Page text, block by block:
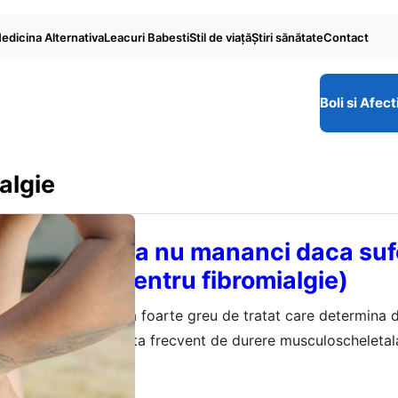
AlternativaLeacuri BabestiStil de viaţăŞtiri sănătateContact
Boli si
si ce sa nu mananci daca
(Dieta pentru fibromialgie)
o afectiune cronica foarte greu de tratat care determina
corpul, fiind insotita frecvent de durere
sunt primele semne ca firbromialgia este deja in faza
exista asa numitele crize de fibromialgie. Din fericire,